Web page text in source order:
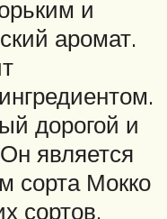
и
аромат.
дорогой и
является
сорта Мокко
сортов.